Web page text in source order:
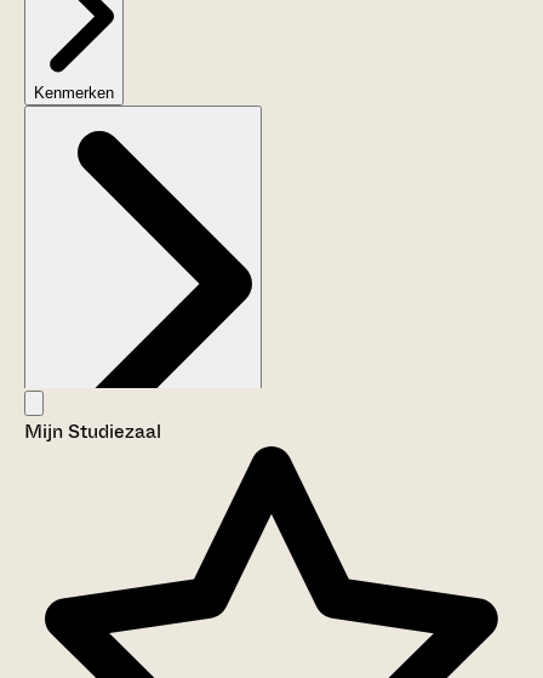
Kenmerken
Aanwijzingen voor de gebruiker
Inventaris
Mijn Studiezaal